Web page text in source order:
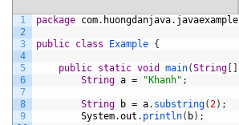
1
2
3
4
5
6
7
8
9
package com. huongdanjava. javaexample
public class Example {
public static void main(String [ ]
String a = "Khanh" ;
String b = a. substring( 2) ;
System.out . println( b) ;